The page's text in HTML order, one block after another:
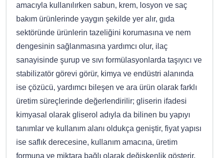
amacıyla kullanılırken sabun, krem, losyon ve saç
bakım ürünlerinde yaygın şekilde yer alır, gıda
sektöründe ürünlerin tazeliğini korumasına ve nem
dengesinin sağlanmasına yardımcı olur, ilaç
sanayisinde şurup ve sıvı formülasyonlarda taşıyıcı ve
stabilizatör görevi görür, kimya ve endüstri alanında
ise çözücü, yardımcı bileşen ve ara ürün olarak farklı
üretim süreçlerinde değerlendirilir; gliserin ifadesi
kimyasal olarak gliserol adıyla da bilinen bu yapıyı
tanımlar ve kullanım alanı oldukça geniştir, fiyat yapısı
ise saflık derecesine, kullanım amacına, üretim
formuna ve miktara bağlı olarak değişkenlik gösterir,